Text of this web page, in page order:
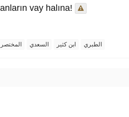
vay halına!
المختصر السعدي ابن كثير الطبري